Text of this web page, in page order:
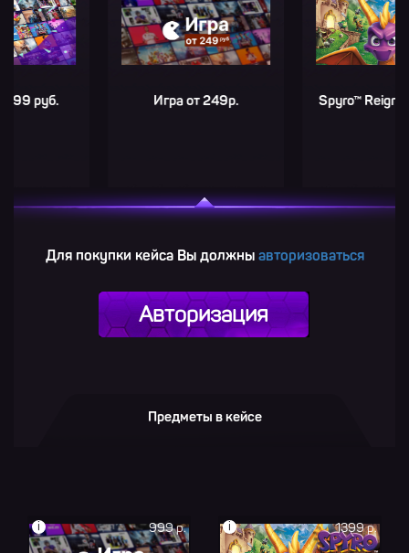
Игра от 249р. Spyro™ Reignited
Для покупки кейса Вы должны авторизоваться
Авторизация
Предметы в кейсе
999 р.
i 1399 р.
i